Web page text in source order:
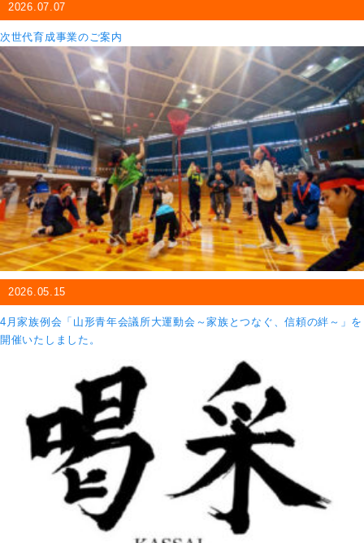
2026.07.07
次世代育成事業のご案内
2026.05.15
4月家族例会「山形青年会議所大運動会～家族とつなぐ、信頼の絆～」を
開催いたしました。